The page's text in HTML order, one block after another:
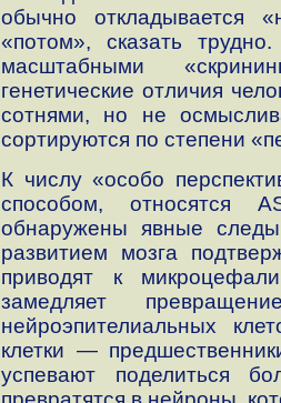
обычно откладывается
«потом», сказать
масштабными
генетические отличия
сотнями, но не
сортируются по степени
К числу «особо
способом, относятся
обнаружены явные
развитием мозга
приводят к
замедляет
нейроэпителиальных
клетки —
успевают поделиться